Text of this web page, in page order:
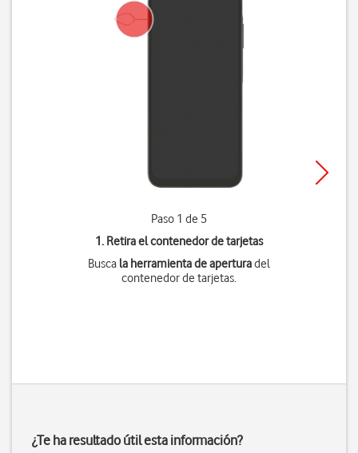
Paso 1 de 5
1. Retira el contenedor de tarjetas
Busca la herramienta de aperturadel
contenedor de tarjetas.
¿Te ha resultado útil esta información?